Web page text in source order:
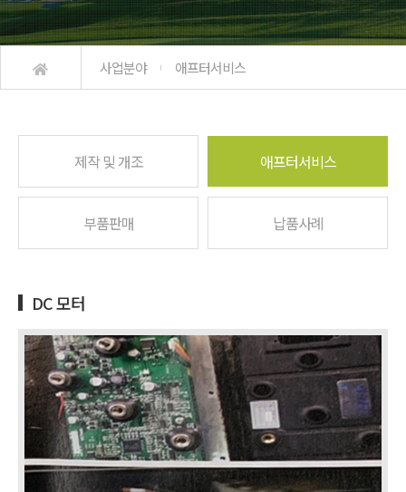
사업분야 애프터서비스
제작 및 개조 애프터서비스
부품판매 납품사례
DC 모터